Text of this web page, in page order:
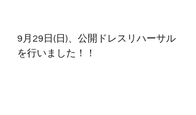
9月29日(日)、公開ドレスリハーサル
を行いました！！